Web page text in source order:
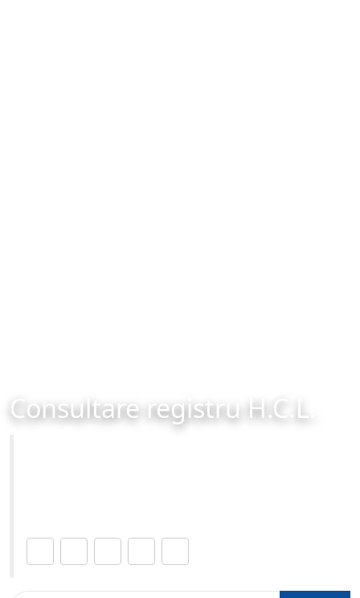
Consultare registru H.C.L.